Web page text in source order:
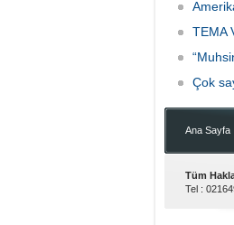
TEMA
Çok
Ana Sayfa
Tüm
Tel :